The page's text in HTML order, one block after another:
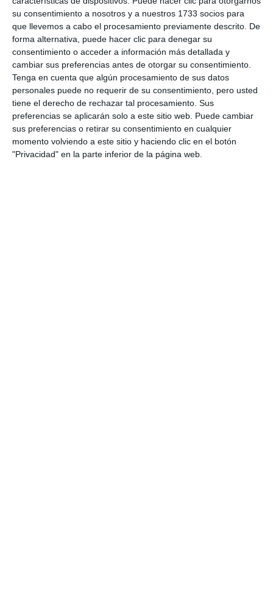
su consentimiento a nosotros y a nuestros 1733 socios para
que llevemos a cabo el procesamiento previamente descrito. De
forma alternativa, puede hacer clic para denegar su
consentimiento o acceder a información más detallada y
cambiar sus preferencias antes de otorgar su consentimiento.
Tenga en cuenta que algún procesamiento de sus datos
personales puede no requerir de su consentimiento, pero usted
tiene el derecho de rechazar tal procesamiento. Sus
preferencias se aplicarán solo a este sitio web. Puede cambiar
sus preferencias o retirar su consentimiento en cualquier
momento volviendo a este sitio y haciendo clic en el botón
"Privacidad" en la parte inferior de la página web.
Comparte esta noticia desde el siguiente enlace:
https://mijascom.com/?a=37853
MIJAS LBC EDUCACION MEDIOAMBIENTAL VERDE
DRANG NATURALEZA PROGRAMA COSTUMBRES